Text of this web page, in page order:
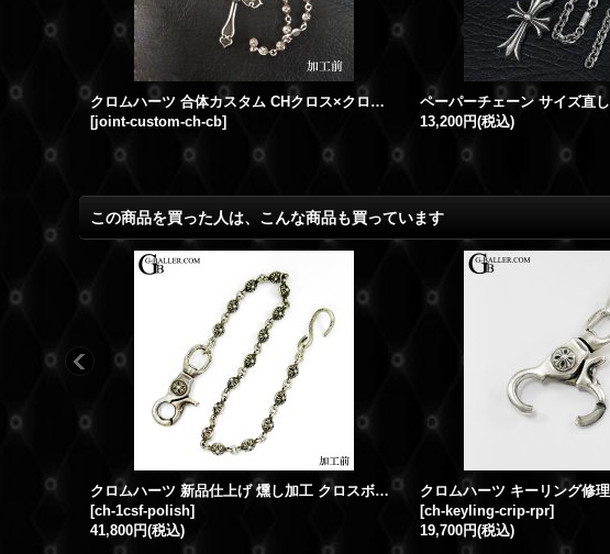
クロムハーツ 合体カスタム CHクロス×クロスボール
[joint-custom-ch-cb]
ペーパーチェーン サイズ直し
13,200円(税込)
この商品を買った人は、こんな商品も買っています
クロムハーツ 新品仕上げ 燻し加工 クロスボールウォレットチェーン 1クリップ シングルフック
[ch-1csf-polish]
41,800円(税込)
[ch-keyling-crip-rpr]
19,700円(税込)